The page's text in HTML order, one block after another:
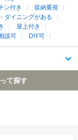
ン付き
収納重視
ダイニングがある
屋上付き
談可 DIY可
て探す